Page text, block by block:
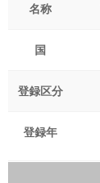
名称
国
登録区分
登録年